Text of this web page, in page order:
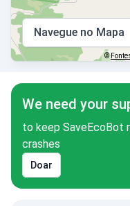
Navegue no Mapa
©
We need your
to keep SaveEcoBot
crashes
Doar